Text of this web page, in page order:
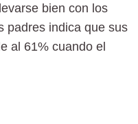
bien con los
padres indica que sus
al 61% cuando el